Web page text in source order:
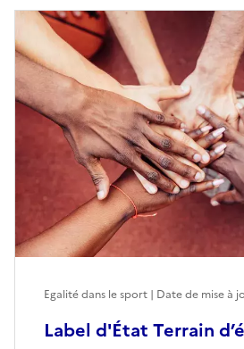
Label d'État Terrain
Egalité dans le sport | Date de mise à